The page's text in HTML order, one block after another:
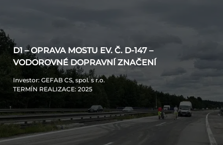
D1 – OPRAVA MOSTU EV. Č. D-147 –
VODOROVNÉ DOPRAVNÍ ZNAČENÍ
Investor: GEFAB CS, spol. s r.o.
TERMÍN REALIZACE: 2025